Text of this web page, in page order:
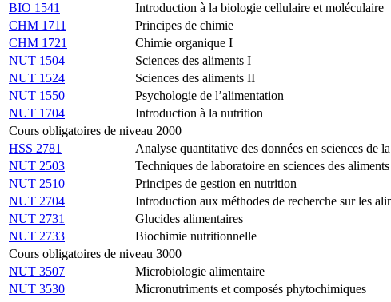
BIO 1541
Introduction à la biologie cellulaire et moléculaire
CHM 1711
Principes de chimie
CHM 1721
Chimie organique I
NUT 1504
Sciences des aliments I
NUT 1524
Sciences des aliments II
NUT 1550
Psychologie de l’alimentation
NUT 1704
Introduction à la nutrition
Cours obligatoires de niveau 2000
HSS 2781
Analyse quantitative des données en sciences de
NUT 2503
Techniques de laboratoire en sciences des aliments
NUT 2510
Principes de gestion en nutrition
NUT 2704
Introduction aux méthodes de recherche sur les
NUT 2731
Glucides alimentaires
NUT 2733
Biochimie nutritionnelle
Cours obligatoires de niveau 3000
NUT 3507
Microbiologie alimentaire
NUT 3530
Micronutriments et composés phytochimiques